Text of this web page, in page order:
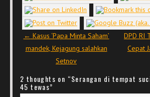
Post navigation
← Kasus ‘Papa Minta Saham’
mandek, Kejagung salahkan
Setnov
DPD RI
Cepat
2 thoughts on “Serangan di tempat
45 tewas”